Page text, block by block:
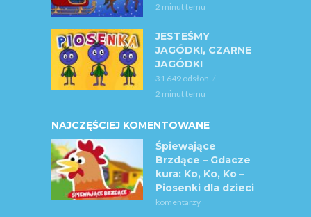
2 minut temu
JESTEŚMY
JAGÓDKI, CZARNE
JAGÓDKI
31 649 odsłon
2 minut temu
NAJCZĘŚCIEJ KOMENTOWANE
Śpiewające
Brzdące – Gdacze
kura: Ko, Ko, Ko –
Piosenki dla dzieci
komentarzy